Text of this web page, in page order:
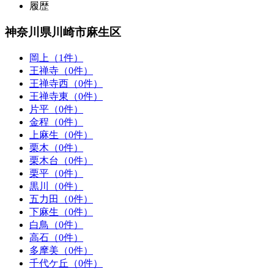
履歴
神奈川県川崎市麻生区
岡上（1件）
王禅寺（0件）
王禅寺西（0件）
王禅寺東（0件）
片平（0件）
金程（0件）
上麻生（0件）
栗木（0件）
栗木台（0件）
栗平（0件）
黒川（0件）
五力田（0件）
下麻生（0件）
白鳥（0件）
高石（0件）
多摩美（0件）
千代ケ丘（0件）